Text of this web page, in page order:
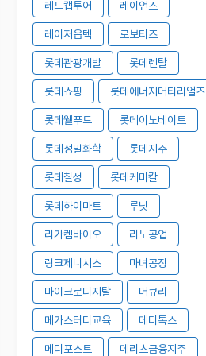
레드캡투어 레이언스
레이저옵텍 로보티즈
롯데관광개발 롯데렌탈
롯데쇼핑 롯데에너지머티리얼즈
롯데웰푸드 롯데이노베이트
롯데정밀화학 롯데지주
롯데칠성 롯데케미칼
롯데하이마트 루닛
리가켐바이오 리노공업
링크제니시스 마녀공장
마이크로디지탈 머큐리
메가스터디교육 메디톡스
메디포스트 메리츠금융지주